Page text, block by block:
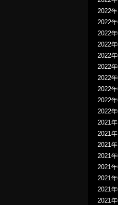
2022年
2022年
2022年
2022年
2022年
2022年
2022年
2022年
2022年
2022年
2021年
2021年
2021年
2021年
2021年
2021年
2021年
2021年